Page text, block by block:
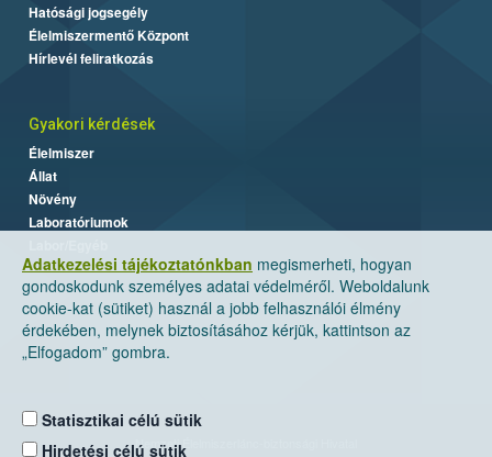
Adatkezelési tájékoztatónkban megismerheti, hogyan
gondoskodunk személyes adatai védelméről. Weboldalunk
cookie-kat (sütiket) használ a jobb felhasználói élmény
érdekében, melynek biztosításához kérjük, kattintson az
„Elfogadom” gombra.
Statisztikai célú sütik
Hirdetési célú sütik
Hatósági jogsegély
Élelmiszermentő Központ
Hírlevél feliratkozás
Gyakori kérdések
Élelmiszer
Állat
Növény
Laboratóriumok
Nemzeti Élelmiszerlánc-biztonsági Hivatal